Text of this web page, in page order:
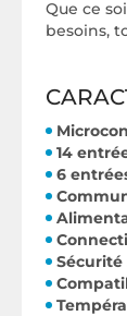
Que ce
besoins,
14
6
Sécurité